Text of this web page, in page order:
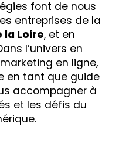
font de nous
entreprises de la
la Loire, et en
l’univers en
en ligne,
en tant que guide
accompagner à
et les défis du